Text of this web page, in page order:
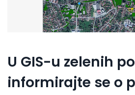
U GIS-u zelenih
informirajte se o